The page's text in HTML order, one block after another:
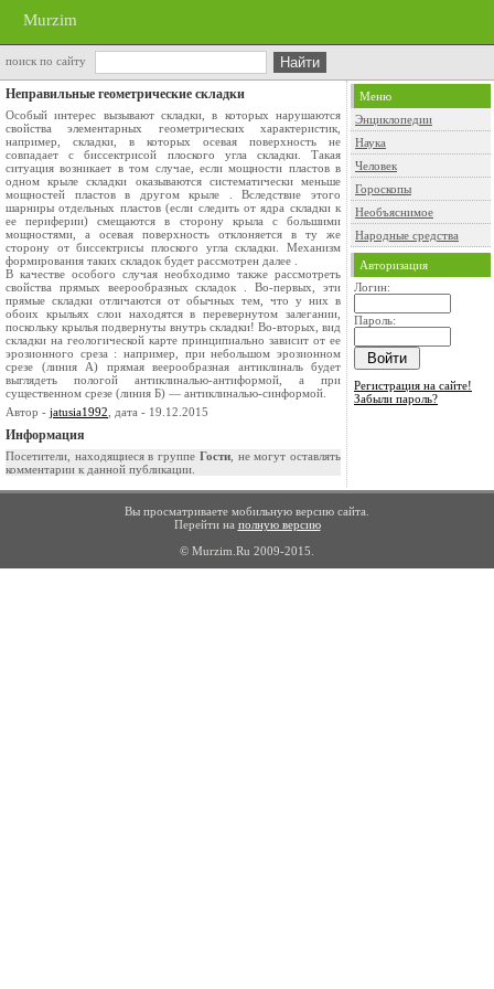
Murzim
поиск по сайту
Неправильные геометрические складки
Особый интерес вызывают складки, в которых нарушаются
свой­ства элементарных геометрических характеристик,
например, складки, в которых осевая поверхность не
совпадает с биссектрисой плоского угла складки. Такая
ситуация возникает в том случае, если мощности пластов в
одном крыле складки оказываются систематически меньше
мощностей пластов в другом крыле . Вследствие этого
шарниры отдельных пластов (если следить от ядра складки к
ее периферии) смещаются в сто­рону крыла с большими
мощностями, а осевая поверхность отклоняется в ту же
сторону от биссектрисы плоского угла складки. Механизм
форми­рования таких складок будет рассмотрен далее .
В качестве особого случая необходимо также рассмотреть
свойства прямых веерообразных складок . Во-первых, эти
прямые склад­ки отличаются от обычных тем, что у них в
обоих крыльях слои находятся в перевернутом залегании,
поскольку крылья подвернуты внутрь складки! Во-вторых, вид
складки на геологической карте принципиально зависит от ее
эрозионного среза : например, при небольшом эрозионном
срезе (линия А) прямая веерообразная антиклиналь будет
выглядеть по­логой антиклиналью-антиформой, а при
существенном срезе (линия Б) — антиклиналью-синформой.
Автор - jatusia1992 , дата - 19.12.2015
Информация
Посетители, находящиеся в группе Гости, не могут оставлять
комментарии к данной публикации.
Меню
Энциклопедии
Наука
Человек
Гороскопы
Необъяснимое
Народные средства
Авторизация
Логин:
Пароль:
Регистрация на сайте!
Забыли пароль?
Вы просматриваете мобильную версию сайта.
Перейти на полную версию
© Murzim.Ru 2009-2015.